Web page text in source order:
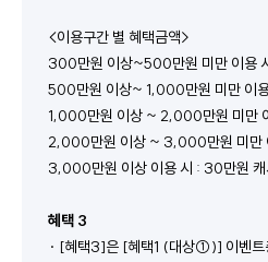
<이용구간 별 혜택금액>
300만원 이상~500만원 미만 이용
500만원 이상~ 1,000만원 미만 이
1,000만원 이상 ~ 2,000만원 미만
2,000만원 이상 ~ 3,000만원 미만
3,000만원 이상 이용 시 : 30만원 캐
혜택 3
· [혜택3]은 [혜택1 (대상①)] 이벤트